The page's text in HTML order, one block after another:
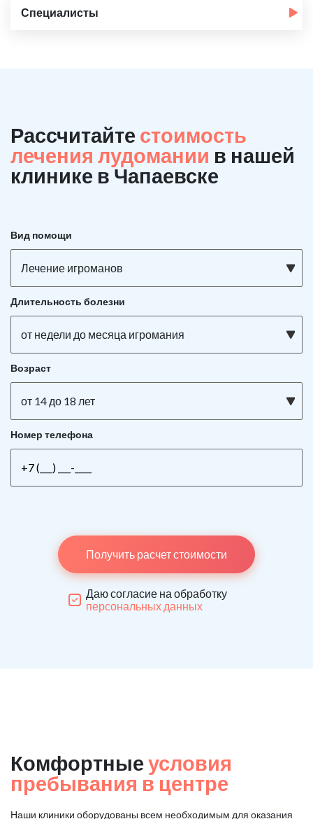
Специалисты
Рассчитайте стоимость
лечения лудомании в нашей
клинике в Чапаевске
Вид помощи
Лечение игроманов
Длительность болезни
от недели до месяца игромания
Возраст
от 14 до 18 лет
Номер телефона
Получить расчет стоимости
Даю согласие на обработку
персональных данных
Комфортные условия
пребывания в центре
Наши клиники оборудованы всем необходимым для оказания